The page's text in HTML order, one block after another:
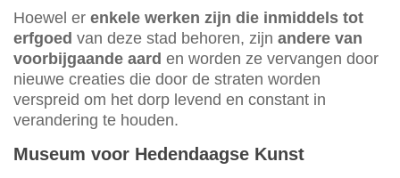
Hoewel er enkele werken zijn die inmiddels tot
erfgoed van deze stad behoren, zijn andere van
voorbijgaande aard en worden ze vervangen door
nieuwe creaties die door de straten worden
verspreid om het dorp levend en constant in
verandering te houden.
Museum voor Hedendaagse Kunst